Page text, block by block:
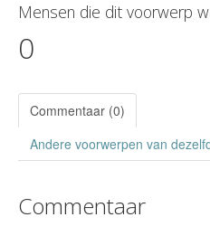
Mensen die dit voorwerp
0
Commentaar (0)
Andere voorwerpen van
Commentaar